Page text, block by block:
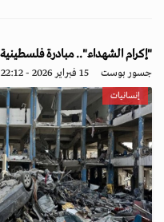
"إكرام الشهداء".. مبادرة
جسور بوست 15 فبراير 2026 - 22:12
إنسانيات